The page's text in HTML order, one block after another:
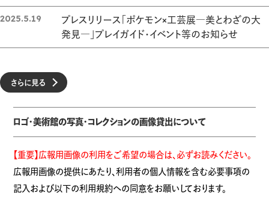
2025.5.19
プレスリリース「ポケモン×工芸展―美とわざの大
発見―」プレイガイド・イベント等のお知らせ
さらに見る
ロゴ・美術館の写真・コレクションの画像貸出について
【重要】広報用画像の利用をご希望の場合は、必ずお読みください。
広報用画像の提供にあたり、利用者の個人情報を含む必要事項の
記入および以下の利用規約への同意をお願いしております。